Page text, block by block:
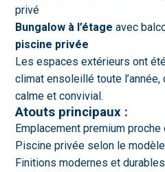
privé
Bungalow à l’étage avec
piscine privée
Les espaces extérieurs ont
climat ensoleillé toute l’année,
calme et convivial.
Atouts principaux :
Emplacement premium
Piscine privée selon le
Finitions modernes et durables